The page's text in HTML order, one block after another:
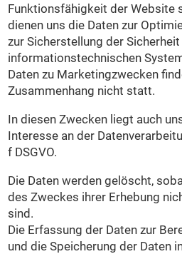
Funktionsfähigkeit der Website
dienen uns die Daten zur
zur Sicherstellung der
informationstechnischen
Daten zu Marketingzwecken
Zusammenhang nicht statt.
In diesen Zwecken liegt auch
Interesse an der
f DSGVO.
Die Daten werden gelöscht,
des Zweckes ihrer Erhebung
sind.
Die Erfassung der Daten zur
und die Speicherung der Daten